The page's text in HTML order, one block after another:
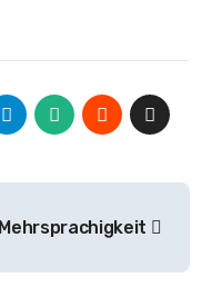
Mehrsprachigkeit